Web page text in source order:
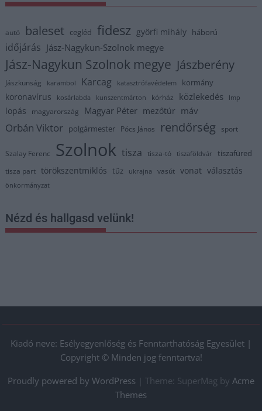
autó baleset cegléd fidesz györfi mihály háború
időjárás Jász-Nagykun-Szolnok megye
Jász-Nagykun Szolnok megye Jászberény
Jászkunság karambol Karcag katasztrófavédelem kormány
koronavírus kosárlabda kunszentmárton kórház közlekedés lmp
lopás magyarország Magyar Péter mezőtúr máv
Orbán Viktor polgármester Pócs János rendőrség sport
Szalay Ferenc Szolnok tisza tisza-tó tiszaföldvár tiszafüred
tisza part törökszentmiklós tűz ukrajna vasút vonat választás
önkormányzat
Nézd és hallgasd velünk!
Kiadó neve: Esélyegyenlőség és Fenntarthatóság Egyesület |
Copyright © Minden jog fenntartva!
Proudly powered by WordPress
Theme: SuperMag by Acme
Themes